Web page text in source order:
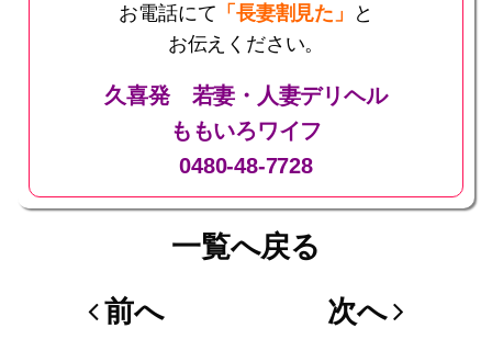
お電話にて 「長妻割見た」
と
お伝えください。
久喜発 若妻・人妻デリヘル
ももいろワイフ
0480‐48‐7728
前へ
一覧へ戻る
次へ